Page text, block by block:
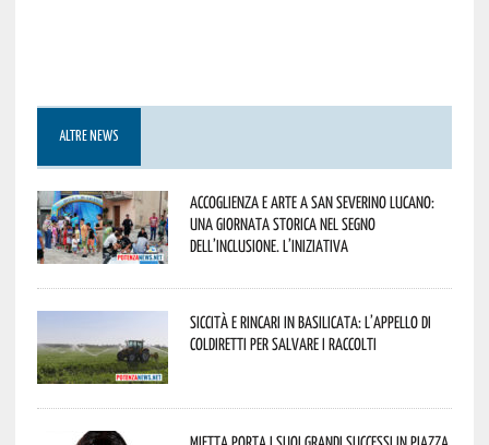
ALTRE NEWS
Accoglienza e arte a San Severino Lucano:
una giornata storica nel segno
dell’inclusione. L’iniziativa
Siccità e rincari in Basilicata: l’appello di
Coldiretti per salvare i raccolti